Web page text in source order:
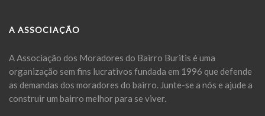
A ASSOCIAÇÃO
A Associação dos Moradores do Bairro Buritis é uma
organização sem fins lucrativos fundada em 1996 que defende
as demandas dos moradores do bairro. Junte-se a nós e ajude a
construir um bairro melhor para se viver.